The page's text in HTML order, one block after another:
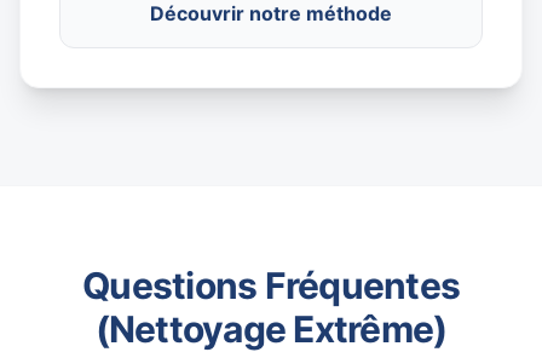
Découvrir notre méthode
Questions Fréquentes
(Nettoyage Extrême)